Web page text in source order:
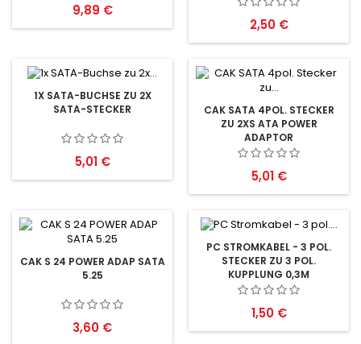
Preis
9,89 €
Preis
2,50 €
1X SATA-BUCHSE ZU 2X
SATA-STECKER
Preis
5,01 €
CAK SATA 4POL. STECKER
ZU 2XS ATA POWER
ADAPTOR
Preis
5,01 €
CAK S 24 POWER ADAP SATA
5.25
Preis
3,60 €
PC STROMKABEL - 3 POL.
STECKER ZU 3 POL.
KUPPLUNG 0,3M
Preis
1,50 €